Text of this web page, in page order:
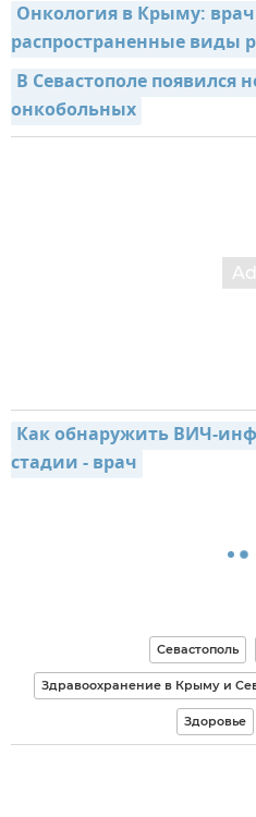
Онкология в Крыму:
распространенные виды
В Севастополе появился
онкобольных
Как обнаружить ВИЧ-
стадии - врач
Севастополь
Здравоохранение в Крыму и
Здоровье